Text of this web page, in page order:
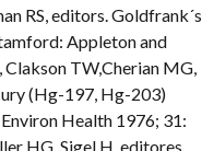
RS, editors. Goldfrank´s
Appleton and
Clakson TW,Cherian MG,
(Hg-197, Hg-203)
Health 1976; 31:
HG, Sigel H, editores.